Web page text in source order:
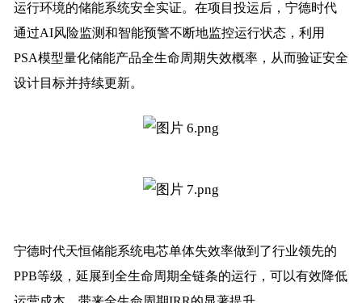
运行环境的储能系统安全实证。在项目投运后，宁德时代
通过AI风险监测和智能预警不断地监控运行状态，利用
PSA模型量化储能产品全生命周期失效概率，从而验证安全
设计目标并持续更新。
宁德时代天恒储能系统电芯单体失效率做到了行业领先的
PPB等级，延展到全生命周期全链条的运行，可以有效降低